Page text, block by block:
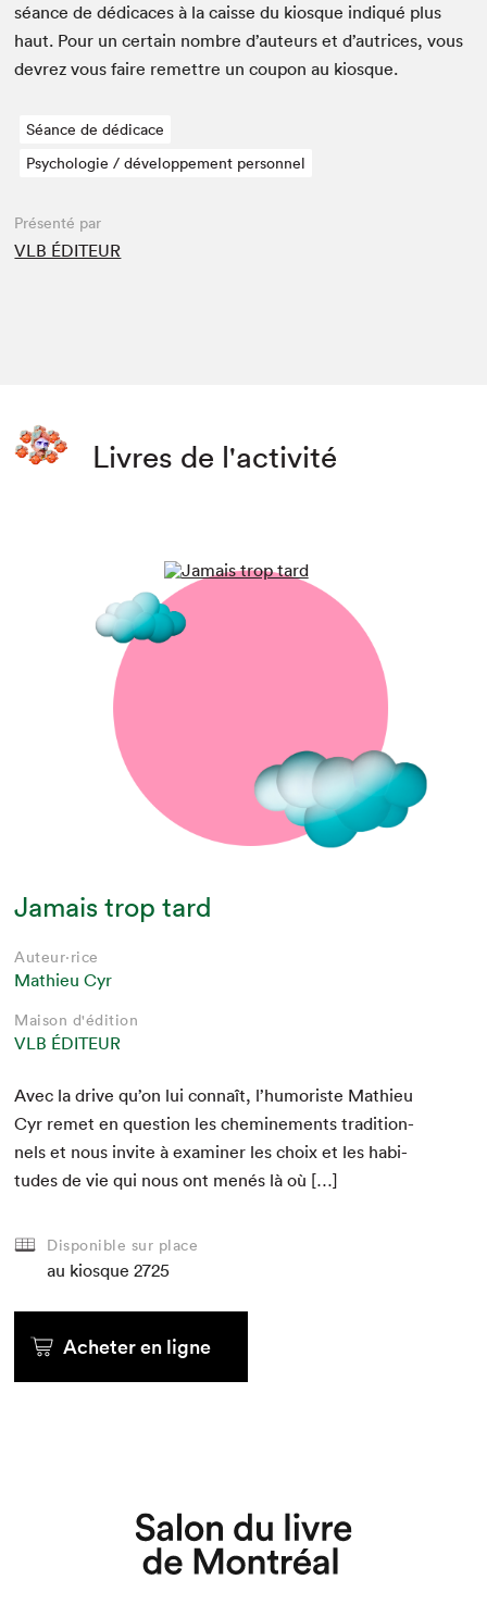
Que cherchez-vous?
séance de dédi­caces à la caisse du kiosque indiqué plus
haut. Pour un cer­tain nom­bre d’auteurs et d’autrices, vous
devrez vous faire remet­tre un coupon au kiosque.
Séance de dédicace
Psychologie / développement personnel
Présenté par
VLB ÉDITEUR
Livres de l'activité
Jamais trop tard
Auteur·rice
Mathieu Cyr
Maison d'édition
VLB ÉDITEUR
Avec la dri­ve qu’on lui con­naît, l’humoriste Math­ieu
Cyr remet en ques­tion les chem­ine­ments tra­di­tion­
nels et nous invite à exam­in­er les choix et les habi­
tudes de vie qui nous ont menés là où […]
Disponible sur place
au kiosque 2725
Acheter en ligne